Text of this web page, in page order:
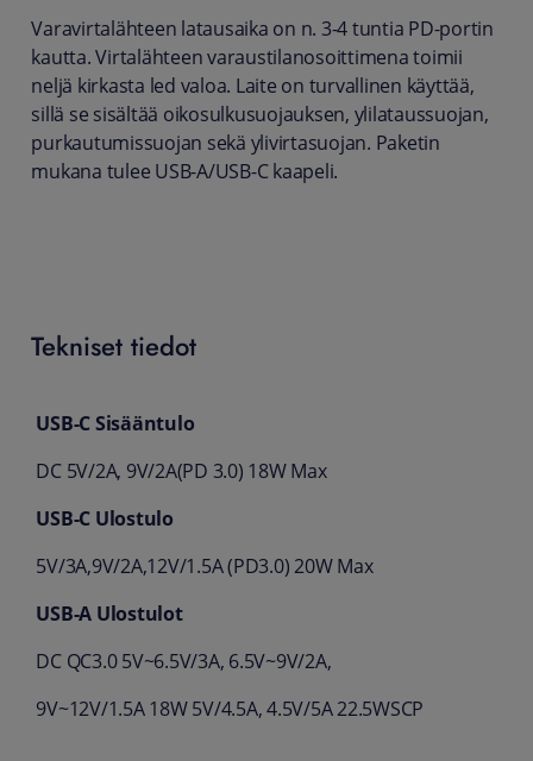
Varavirtalähteen latausaika on n. 3-4 tuntia PD-portin
kautta. Virtalähteen varaustilanosoittimena toimii
neljä kirkasta led valoa. Laite on turvallinen käyttää,
sillä se sisältää oikosulkusuojauksen, ylilataussuojan,
purkautumissuojan sekä ylivirtasuojan. Paketin
mukana tulee USB-A/USB-C kaapeli.
Tekniset tiedot
USB-C Sisääntulo
DC 5V/2A, 9V/2A(PD 3.0) 18W Max
USB-C Ulostulo
5V/3A,9V/2A,12V/1.5A (PD3.0) 20W Max
USB-A Ulostulot
DC QC3.0 5V~6.5V/3A, 6.5V~9V/2A,
9V~12V/1.5A 18W 5V/4.5A, 4.5V/5A 22.5WSCP